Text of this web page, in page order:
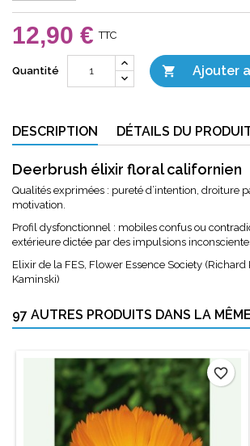
12,90 € TTC
Quantité  Ajouter
DESCRIPTION DÉTAILS DU
Deerbrush élixir floral californien
Qualités exprimées : pureté d’intention, droiture
motivation.
Profil dysfonctionnel : mobiles confus ou
extérieure dictée par des impulsions
Elixir de la FES, Flower Essence Society (Richard
Kaminski)
97 AUTRES PRODUITS DANS LA
favorite_border